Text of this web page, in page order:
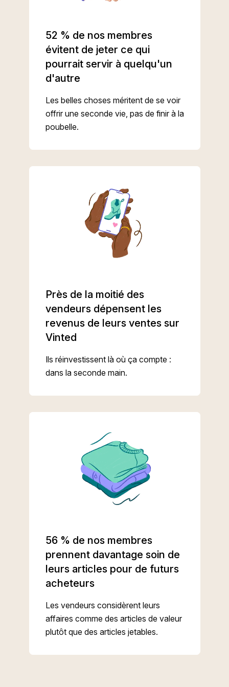
52 % de nos membres
évitent de jeter ce qui
pourrait servir à quelqu'un
d'autre
Les belles choses méritent de se voir
offrir une seconde vie, pas de finir à la
poubelle.
Près de la moitié des
vendeurs dépensent les
revenus de leurs ventes sur
Vinted
Ils réinvestissent là où ça compte :
dans la seconde main.
56 % de nos membres
prennent davantage soin de
leurs articles pour de futurs
acheteurs
Les vendeurs considèrent leurs
affaires comme des articles de valeur
plutôt que des articles jetables.